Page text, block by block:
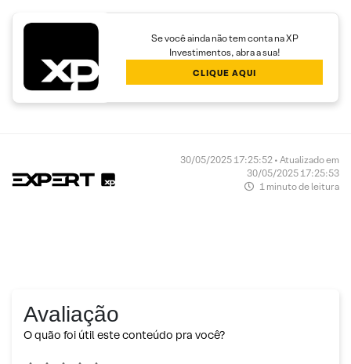
Se você ainda não tem conta na XP
Investimentos, abra a sua!
CLIQUE AQUI
30/05/2025 17:25:52 • Atualizado em
30/05/2025 17:25:53
1 minuto de leitura
Avaliação
O quão foi útil este conteúdo pra você?